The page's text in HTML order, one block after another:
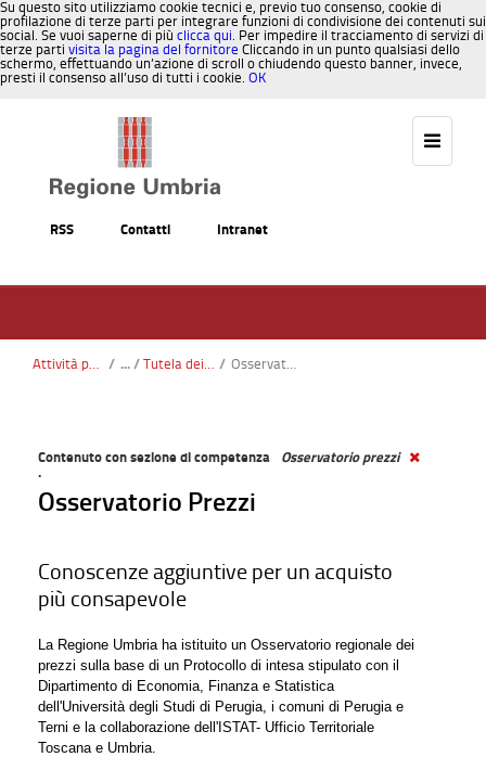
Su questo sito utilizziamo cookie tecnici e, previo tuo consenso, cookie di
profilazione di terze parti per integrare funzioni di condivisione dei contenuti sui
social. Se vuoi saperne di più clicca qui. Per impedire il tracciamento di servizi di
terze parti visita la pagina del fornitore Cliccando in un punto qualsiasi dello
schermo, effettuando un’azione di scroll o chiudendo questo banner, invece,
presti il consenso all’uso di tutti i cookie. OK
RSS Contatti Intranet
Attività produttive e imprese / Tutela dei consumatori / Osservatorio prezzi
Contenuto con sezione di competenza
Osservatorio prezzi
.
Osservatorio Prezzi
Conoscenze aggiuntive per un acquisto
più consapevole
La Regione Umbria ha istituito un Osservatorio regionale dei
prezzi sulla base di un Protocollo di intesa stipulato con il
Dipartimento di Economia, Finanza e Statistica
dell'Università degli Studi di Perugia, i comuni di Perugia e
Terni e la collaborazione dell'ISTAT- Ufficio Territoriale
Toscana e Umbria.